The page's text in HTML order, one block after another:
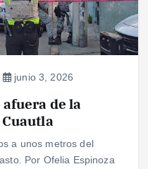
junio 3, 2026
de la
a unos metros del
Por Ofelia Espinoza